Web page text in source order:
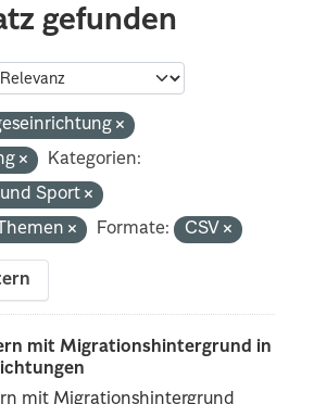
gefunden
Kategorien:
und Sport
Formate: CSV
mit Migrationshintergrund in
mit Migrationshintergrund